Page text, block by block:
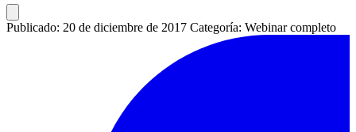
Publicado: 20 de diciembre de 2017 Categoría: Webinar completo